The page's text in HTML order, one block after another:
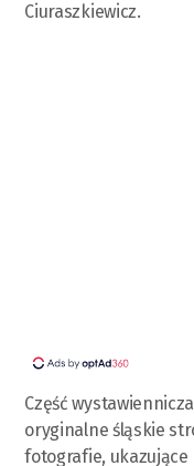
Ciuraszkiewicz.
Część
oryginalne śląskie
fotografie,